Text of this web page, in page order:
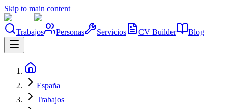
Skip to main content
Trabajos Personas Servicios CV Builder Blog
España
Trabajos